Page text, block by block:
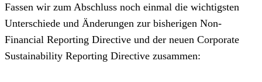
Fassen wir zum Abschluss noch einmal die wichtigsten
Unterschiede und Änderungen zur bisherigen Non-
Financial Reporting Directive und der neuen Corporate
Sustainability Reporting Directive zusammen: